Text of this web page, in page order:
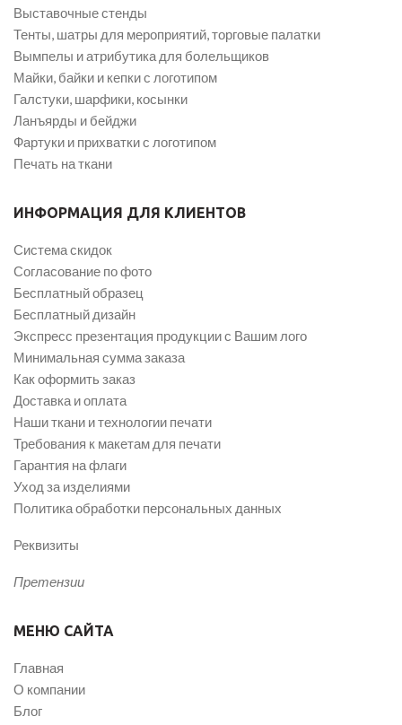
Выставочные стенды
Тенты, шатры для мероприятий, торговые палатки
Вымпелы и атрибутика для болельщиков
Майки, байки и кепки с логотипом
Галстуки, шарфики, косынки
Ланъярды и бейджи
Фартуки и прихватки с логотипом
Печать на ткани
ИНФОРМАЦИЯ ДЛЯ КЛИЕНТОВ
Система скидок
Согласование по фото
Бесплатный образец
Бесплатный дизайн
Экспресс презентация продукции с Вашим лого
Минимальная сумма заказа
Как оформить заказ
Доставка и оплата
Наши ткани и технологии печати
Требования к макетам для печати
Гарантия на флаги
Уход за изделиями
Политика обработки персональных данных
Реквизиты
Претензии
МЕНЮ САЙТА
Главная
О компании
Блог